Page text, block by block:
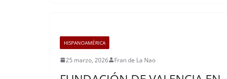
HISPANOAMÉRICA
25 marzo, 2026 Fran de La Nao